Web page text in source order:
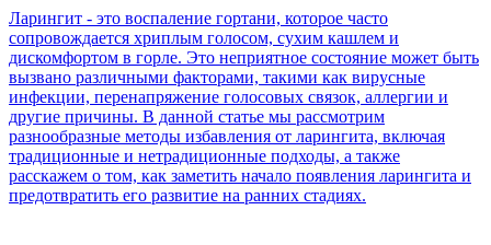
Ларингит - это воспаление гортани, которое часто
сопровождается хриплым голосом, сухим кашлем и
дискомфортом в горле. Это неприятное состояние может быть
вызвано различными факторами, такими как вирусные
инфекции, перенапряжение голосовых связок, аллергии и
другие причины. В данной статье мы рассмотрим
разнообразные методы избавления от ларингита, включая
традиционные и нетрадиционные подходы, а также
расскажем о том, как заметить начало появления ларингита и
предотвратить его развитие на ранних стадиях.